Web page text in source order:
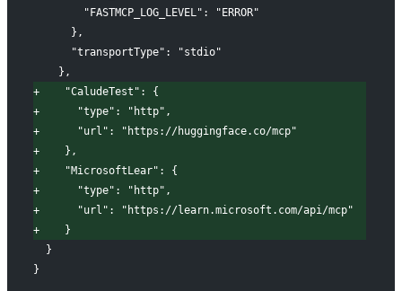
       "FASTMCP_LOG_LEVEL": "ERROR"
     },
     "transportType": "stdio"
   },
+
    "CaludeTest": {
+
      "type": "http",
+
      "url": "https://huggingface.co/mcp"
+
    },
+
    "MicrosoftLear": {
+
      "type": "http",
+
      "url": "https://learn.microsoft.com/api/mcp"
+
    }
}
}